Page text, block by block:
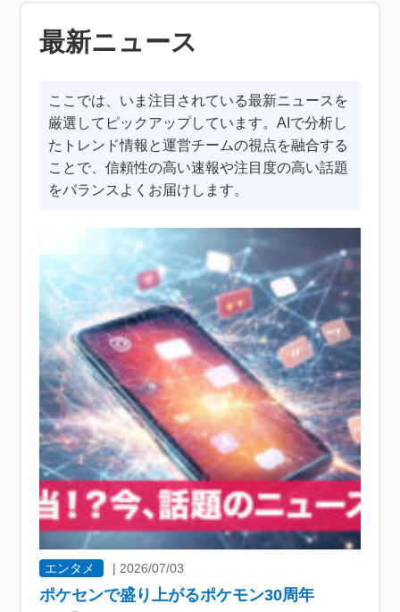
最新ニュース
ここでは、いま注目されている最新ニュースを
厳選してピックアップしています。AIで分析し
たトレンド情報と運営チームの視点を融合する
ことで、信頼性の高い速報や注目度の高い話題
をバランスよくお届けします。
エンタメ | 2026/07/03
ポケセンで盛り上がるポケモン30周年